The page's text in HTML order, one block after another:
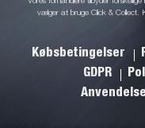
vælger at bruge Click & Collect.
Købsbetingelser
GDPR